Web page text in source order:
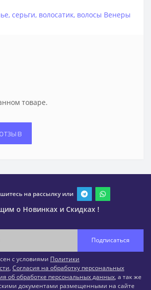
, серьги, волосатик, волосы Венеры
товаре.
на рассылку или
о Новинках и Скидках !
Подписаться
с условиями Политики
, Согласия на обработку персональных
об обработке персональных данных, а так же
документами размещенными на сайте